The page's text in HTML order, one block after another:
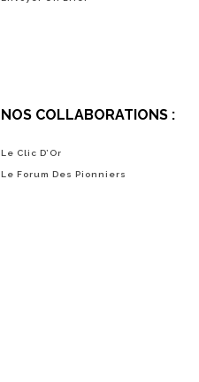
NOS COLLABORATIONS :
Le Clic D’Or
Le Forum Des Pionniers